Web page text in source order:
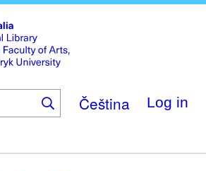
main
content
Čeština Log in
ContactDigitalia